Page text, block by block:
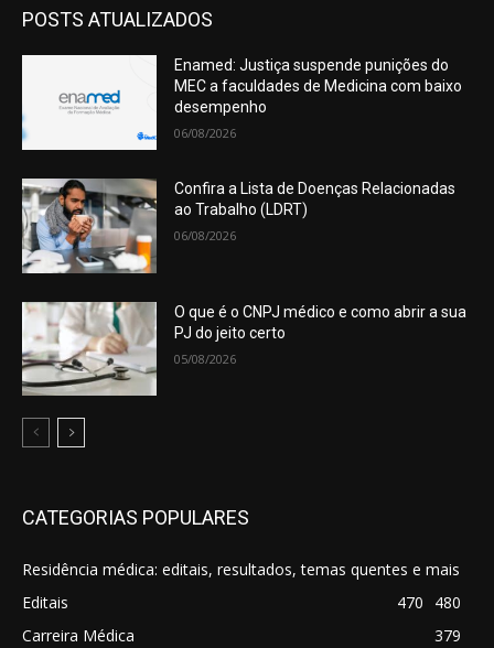
POSTS ATUALIZADOS
Enamed: Justiça suspende punições do
MEC a faculdades de Medicina com baixo
desempenho
06/08/2026
Confira a Lista de Doenças Relacionadas
ao Trabalho (LDRT)
06/08/2026
O que é o CNPJ médico e como abrir a sua
PJ do jeito certo
05/08/2026
CATEGORIAS POPULARES
Residência médica: editais, resultados, temas quentes e mais
480
Editais
470
Carreira Médica
379